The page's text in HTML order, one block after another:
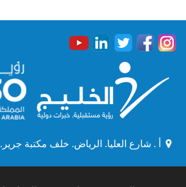
أ . شارع العليا. الرياض. خلف مكتبة جرير.